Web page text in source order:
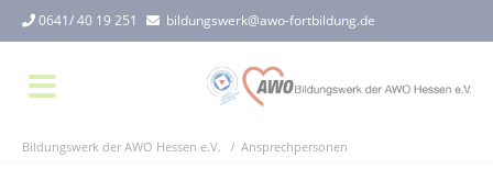
0641/ 40 19 251 bildungswerk@awo-fortbildung.de
Bildungswerk der AWO Hessen e.V. Ansprechpersonen